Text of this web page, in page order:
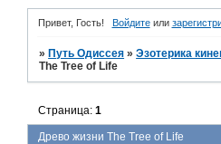
Привет, Гость! Войдитеили
» Путь Одиссея »Эзотерика
The Tree of Life
Древо жизни The Tree of Life
Страница:1